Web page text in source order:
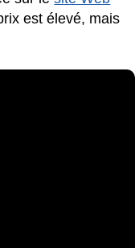
est élevé, mais